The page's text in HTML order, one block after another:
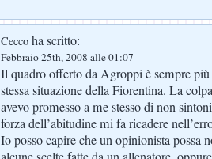
Cecco ha scritto:
Febbraio 25th, 2008 alle 01:07
Il quadro offerto da Agroppi è sempre
stessa situazione della Fiorentina. La
avevo promesso a me stesso di non
forza dell’abitudine mi fa ricadere
Io posso capire che un opinionista possa